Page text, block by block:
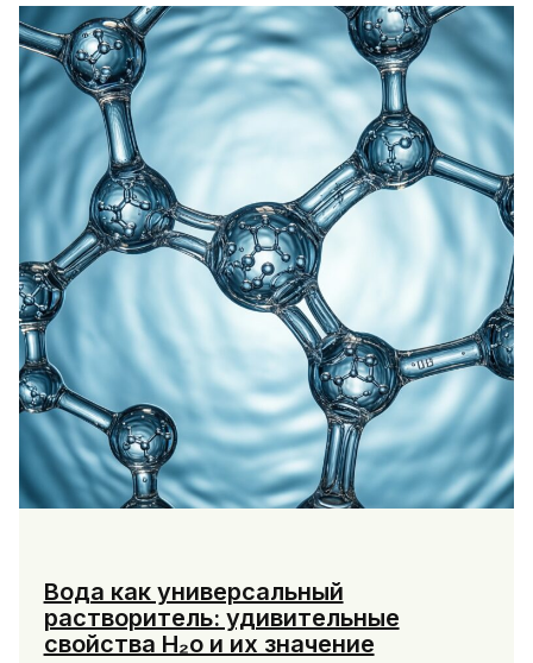
Вода как универсальный
растворитель: удивительные
свойства H₂o и их значение